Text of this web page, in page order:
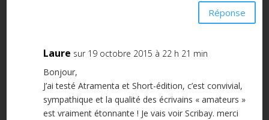
Réponse
Laure sur 19 octobre 2015 à 22 h 21 min
Bonjour,
J’ai testé Atramenta et Short-édition, c’est convivial,
sympathique et la qualité des écrivains « amateurs »
est vraiment étonnante ! Je vais voir Scribay. merci